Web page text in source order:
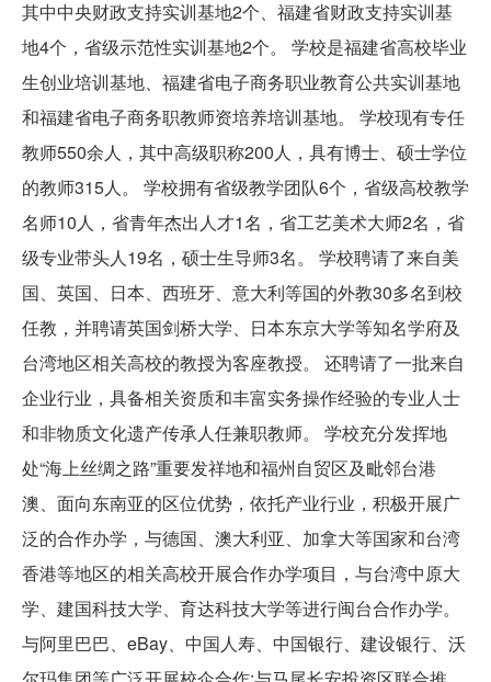
其中中央财政支持实训基地2个、福建省财政支持实训基
地4个，省级示范性实训基地2个。 学校是福建省高校毕业
生创业培训基地、福建省电子商务职业教育公共实训基地
和福建省电子商务职教师资培养培训基地。 学校现有专任
教师550余人，其中高级职称200人，具有博士、硕士学位
的教师315人。 学校拥有省级教学团队6个，省级高校教学
名师10人，省青年杰出人才1名，省工艺美术大师2名，省
级专业带头人19名，硕士生导师3名。 学校聘请了来自美
国、英国、日本、西班牙、意大利等国的外教30多名到校
任教，并聘请英国剑桥大学、日本东京大学等知名学府及
台湾地区相关高校的教授为客座教授。 还聘请了一批来自
企业行业，具备相关资质和丰富实务操作经验的专业人士
和非物质文化遗产传承人任兼职教师。 学校充分发挥地
处“海上丝绸之路”重要发祥地和福州自贸区及毗邻台港
澳、面向东南亚的区位优势，依托产业行业，积极开展广
泛的合作办学，与德国、澳大利亚、加拿大等国家和台湾
香港等地区的相关高校开展合作办学项目，与台湾中原大
学、建国科技大学、育达科技大学等进行闽台合作办学。
与阿里巴巴、eBay、中国人寿、中国银行、建设银行、沃